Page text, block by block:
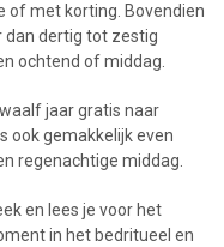
of met korting. Bovendien
dan dertig tot zestig
ochtend of middag.
jaar gratis naar
ook gemakkelijk even
regenachtige middag.
en lees je voor het
in het bedritueel en